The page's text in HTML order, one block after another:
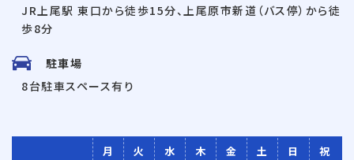
JR上尾駅 東口から徒歩15分、上尾原市新道（バス停）から徒
歩8分
駐車場
8台駐車スペース有り
月 火 水 木 金 土 日 祝